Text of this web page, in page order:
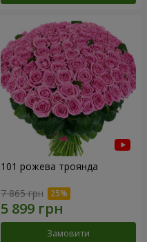
101 рожева троянда
7 865 грн
Замовити